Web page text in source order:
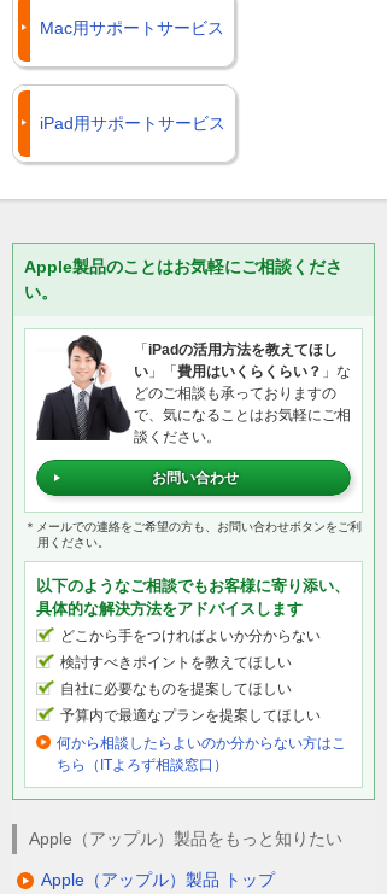
Mac用サポートサービス
iPad用サポートサービス
Apple製品のことはお気軽にご相談くださ
い。
「 iPadの活用方法を教えてほし
い 」「 費用はいくらくらい？ 」な
どのご相談も承っておりますの
で、気になることはお気軽にご相
談ください。
お問い合わせ
＊メールでの連絡をご希望の方も、お問い合わせボタンをご利
用ください。
以下のようなご相談でもお客様に寄り添い、
具体的な解決方法をアドバイスします
どこから手をつければよいか分からない
検討すべきポイントを教えてほしい
自社に必要なものを提案してほしい
予算内で最適なプランを提案してほしい
何から相談したらよいのか分からない方はこ
ちら（ITよろず相談窓口）
Apple（アップル）製品をもっと知りたい
Apple（アップル）製品 トップ